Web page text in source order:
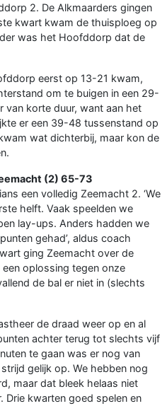
2. De Alkmaarders gingen
kwart kwam de thuisploeg op
was het Hoofddorp dat de
eerst op 13-21 kwam,
om te buigen in een 29-
van korte duur, want aan het
er een 39-48 tussenstand op
wat dichterbij, maar kon de
(2) 65-73
een volledig Zeemacht 2. ‘We
helft. Vaak speelden we
lay-ups. Anders hadden we
gehad’, aldus coach
ging Zeemacht over de
een oplossing tegen onze
de bal er niet in (slechts
de draad weer op en al
achter terug tot slechts vijf
te gaan was er nog van
gelijk op. We hebben nog
maar dat bleek helaas niet
Drie kwarten goed spelen en